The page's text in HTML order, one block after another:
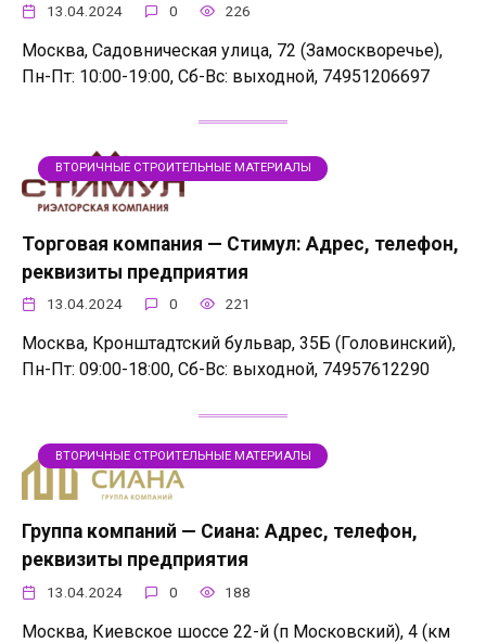
13.04.2024 0 226
Москва, Садовническая улица, 72 (Замоскворечье),
Пн-Пт: 10:00-19:00, Сб-Вс: выходной, 74951206697
ВТОРИЧНЫЕ СТРОИТЕЛЬНЫЕ МАТЕРИАЛЫ
Торговая компания — Стимул: Адрес, телефон,
реквизиты предприятия
13.04.2024 0 221
Москва, Кронштадтский бульвар, 35Б (Головинский),
Пн-Пт: 09:00-18:00, Сб-Вс: выходной, 74957612290
ВТОРИЧНЫЕ СТРОИТЕЛЬНЫЕ МАТЕРИАЛЫ
Группа компаний — Сиана: Адрес, телефон,
реквизиты предприятия
13.04.2024 0 188
Москва, Киевское шоссе 22-й (п Московский), 4 (км